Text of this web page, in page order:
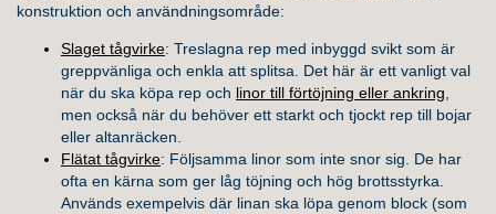
konstruktion och användningsområde:
Slaget tågvirke: Treslagna rep med inbyggd svikt som är
greppvänliga och enkla att splitsa. Det här är ett vanligt val
när du ska köpa rep och linor till förtöjning eller ankring,
men också när du behöver ett starkt och tjockt rep till bojar
eller altanräcken.
Flätat tågvirke: Följsamma linor som inte snor sig. De har
ofta en kärna som ger låg töjning och hög brottsstyrka.
Används exempelvis där linan ska löpa genom block (som